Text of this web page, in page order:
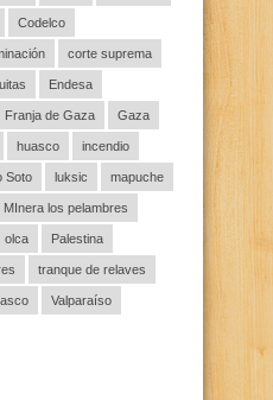
Codelco
corte suprema
Endesa
Franja de Gaza Gaza
huasco incendio
Soto luksic mapuche
MInera los pelambres
olca Palestina
tranque de relaves
Valparaíso